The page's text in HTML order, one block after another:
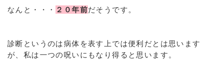
なんと・・・ ２０年前だそうです。
診断というのは病体を表す上では便利だとは思います
が、私は一つの呪いにもなり得ると思います。